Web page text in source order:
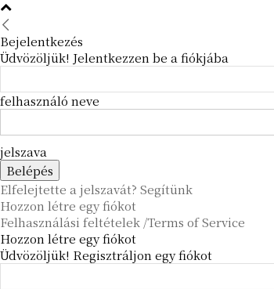
Bejelentkezés
Üdvözöljük! Jelentkezzen be a fiókjába
felhasználó neve
jelszava
Elfelejtette a jelszavát? Segítünk
Hozzon létre egy fiókot
Felhasználási feltételek /Terms of Service
Hozzon létre egy fiókot
Üdvözöljük! Regisztráljon egy fiókot